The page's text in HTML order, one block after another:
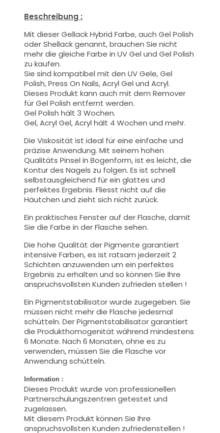
Beschreibung :
Mit dieser Gellack Hybrid Farbe, auch Gel Polish
oder Shellack genannt, brauchen Sie nicht
mehr die gleiche Farbe in UV Gel und Gel Polish
zu kaufen.
Sie sind kompatibel mit den UV Gele, Gel
Polish, Press On Nails, Acryl Gel und Acryl.
Dieses Produkt kann auch mit dem Remover
für Gel Polish entfernt werden.
Gel Polish hält 3 Wochen.
Gel, Acryl Gel, Acryl hält 4 Wochen und mehr.
Die Viskosität ist ideal für eine einfache und
präzise Anwendung.Mit seinem hohen
QualitätsPinsel in Bogenform, ist es leicht, die
Kontur des Nagels zu folgen. Es ist schnell
selbstausgleichend für ein glattes und
perfektes Ergebnis. Fliesst nicht auf die
Häutchen und zieht sich nicht zurück.
Ein praktisches Fenster auf der Flasche, damit
Sie die Farbe in der Flasche sehen.
Die hohe Qualität der Pigmente garantiert
intensive Farben, es ist ratsam jederzeit 2
Schichten anzuwenden um ein perfektes
Ergebnis zu erhalten und so können Sie Ihre
anspruchsvollsten Kunden zufrieden stellen !
Ein Pigmentstabilisator wurde zugegeben. Sie
müssen nicht mehr die Flasche jedesmal
schütteln. Der Pigmentstabilisator garantiert
die Produkthomogenität während mindestens
6 Monate. Nach 6 Monaten, ohne es zu
verwenden, müssen Sie die Flasche vor
Anwendung schütteln.
Information :
Dieses Produkt wurde von professionellen
Partnerschulungszentren getestet und
zugelassen.
Mit diesem Produkt können Sie Ihre
anspruchsvollsten Kunden zufriedenstellen !